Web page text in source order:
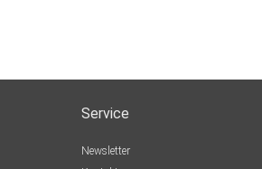
Service
Newsletter